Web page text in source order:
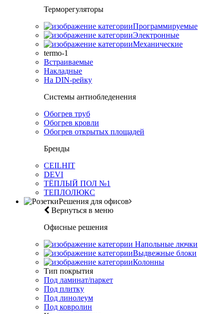
Терморегуляторы
Программируемые
Электронные
Механические
termo-1
Встраиваемые
Накладные
На DIN-рейку
Системы антиобледенения
Обогрев труб
Обогрев кровли
Обогрев открытых площадей
Бренды
CEILHIT
DEVI
ТЁПЛЫЙ ПОЛ №1
ТЕПЛОЛЮКС
Решения для офисов
Вернуться в меню
Офисные решения
Напольные лючки
Выдвежные блоки
Колонны
Тип покрытия
Под ламинат/паркет
Под плитку
Под линолеум
Под ковролин